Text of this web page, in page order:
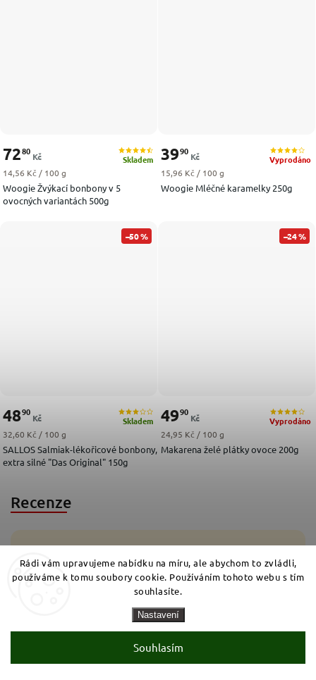
Rádi vám upravujeme nabídku na míru, ale abychom to zvládli,
používáme k tomu soubory cookie. Používáním tohoto webu s tím
souhlasíte.
Nastavení
Souhlasím
Woogie Žvýkací bonbony v 5
ovocných variantách 500g
Skladem
7280
Kč
Měrná cena:
14,56 Kč / 100 g
Woogie Mléčné karamelky 250g
Vyprodáno
3990
Kč
Měrná cena:
15,96 Kč / 100 g
–50 %
SALLOS Salmiak-lékořicové bonbony,
extra silné "Das Original" 150g
Skladem
4890
Kč
Měrná cena:
32,60 Kč / 100 g
–24 %
Makarena želé plátky ovoce 200g
Vyprodáno
4990
Kč
Měrná cena:
24,95 Kč / 100 g
Recenze
4,1 15 hodnocení
0x